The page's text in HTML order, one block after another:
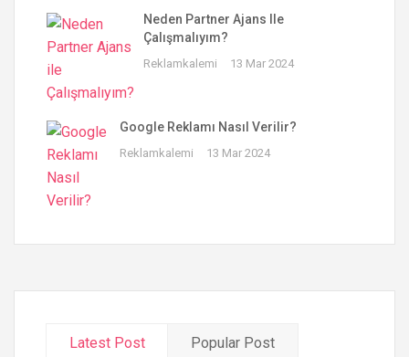
Neden Partner Ajans Ile
Çalışmalıyım?
Reklamkalemi 13 Mar 2024
Google Reklamı Nasıl Verilir?
Reklamkalemi 13 Mar 2024
Latest Post Popular Post